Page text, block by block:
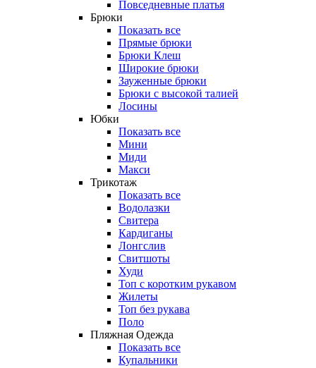
Повседневные платья
Брюки
Показать все
Прямые брюки
Брюки Клеш
Широкие брюки
Зауженные брюки
Брюки с высокой талией
Лосины
Юбки
Показать все
Мини
Миди
Макси
Трикотаж
Показать все
Водолазки
Свитера
Кардиганы
Лонгслив
Свитшоты
Худи
Топ с коротким рукавом
Жилеты
Топ без рукава
Поло
Пляжная Одежда
Показать все
Купальники